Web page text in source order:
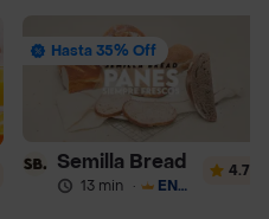
Hasta 35% Off
Semilla Bread
13 min · ENVÍO GRATIS
4.7